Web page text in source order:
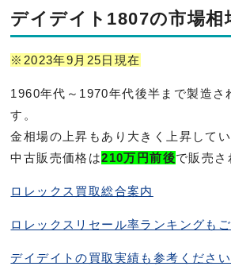
デイデイト1807の市場相
※2023年9月25日現在
1960年代～1970年代後半まで製造さ
す。
金相場の上昇もあり大きく上昇してい
中古販売価格は210万円前後で販売さ
ロレックス買取総合案内
ロレックスリセール率ランキングも
デイデイトの買取実績も参考ください